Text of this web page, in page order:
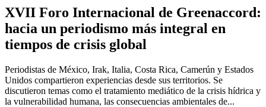
XVII Foro Internacional de Greenaccord:
hacia un periodismo más integral en
tiempos de crisis global
Periodistas de México, Irak, Italia, Costa Rica, Camerún y Estados
Unidos compartieron experiencias desde sus territorios. Se
discutieron temas como el tratamiento mediático de la crisis hídrica y
la vulnerabilidad humana, las consecuencias ambientales de...